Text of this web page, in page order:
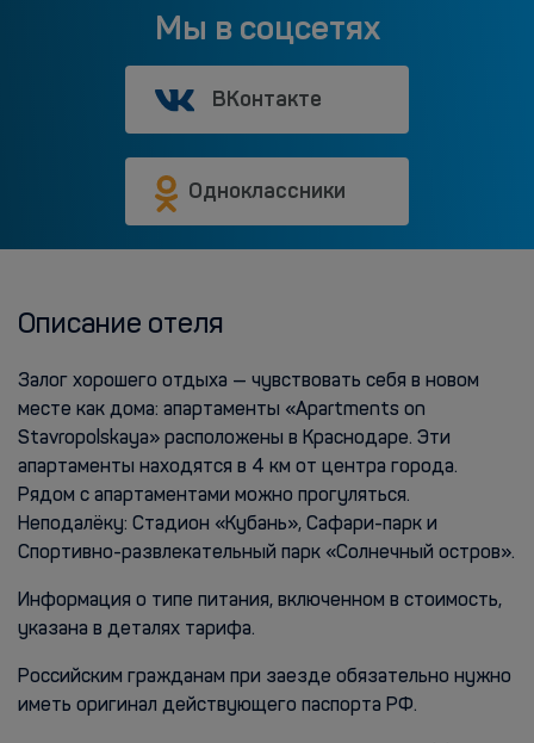
Мы в соцсетях
ВКонтакте
Одноклассники
Описание отеля
Залог хорошего отдыха — чувствовать себя в новом
месте как дома: апартаменты «Apartments on
Stavropolskaya» расположены в Краснодаре. Эти
апартаменты находятся в 4 км от центра города.
Рядом с апартаментами можно прогуляться.
Неподалёку: Стадион «Кубань», Сафари-парк и
Спортивно-развлекательный парк «Солнечный остров».
Информация о типе питания, включенном в стоимость,
указана в деталях тарифа.
Российским гражданам при заезде обязательно нужно
иметь оригинал действующего паспорта РФ.